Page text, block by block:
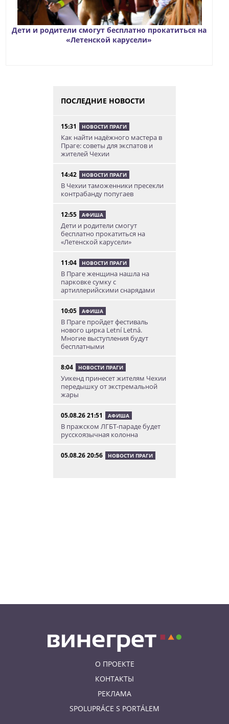
Дети и родители смогут бесплатно прокатиться на
«Летенской карусели»
ПОСЛЕДНИЕ НОВОСТИ
15:31 НОВОСТИ ПРАГИ
Как найти надёжного мастера в
Праге: советы для экспатов и
жителей Чехии
14:42 НОВОСТИ ПРАГИ
В Чехии таможенники пресекли
контрабанду попугаев
12:55 АФИША
Дети и родители смогут
бесплатно прокатиться на
«Летенской карусели»
11:04 НОВОСТИ ПРАГИ
В Праге женщина нашла на
парковке сумку с
артиллерийскими снарядами
10:05 АФИША
В Праге пройдет фестиваль
нового цирка Letní Letná.
Многие выступления будут
бесплатными
8:04 НОВОСТИ ПРАГИ
Уикенд принесет жителям Чехии
передышку от экстремальной
жары
05.08.26 21:51 АФИША
В пражском ЛГБТ-параде будет
русскоязычная колонна
05.08.26 20:56 НОВОСТИ ПРАГИ
О ПРОЕКТЕ
КОНТАКТЫ
РЕКЛАМА
SPOLUPRÁCE S PORTÁLEM